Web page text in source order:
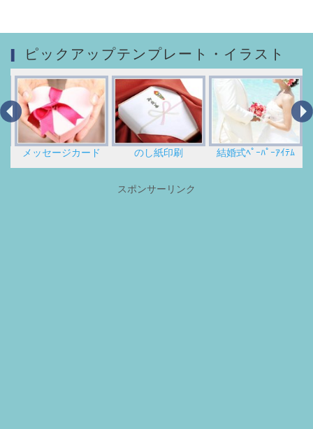
ピックアップテンプレート・イラスト
ージカード のし紙印刷 結婚式ﾍﾟｰﾊﾟｰｱｲﾃﾑ 無料イ
スポンサーリンク